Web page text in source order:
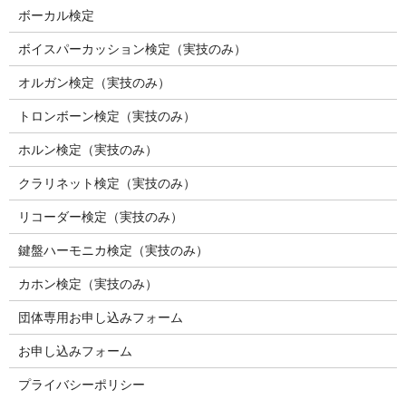
ボーカル検定
ボイスパーカッション検定（実技のみ）
オルガン検定（実技のみ）
トロンボーン検定（実技のみ）
ホルン検定（実技のみ）
クラリネット検定（実技のみ）
リコーダー検定（実技のみ）
鍵盤ハーモニカ検定（実技のみ）
カホン検定（実技のみ）
団体専用お申し込みフォーム
お申し込みフォーム
プライバシーポリシー